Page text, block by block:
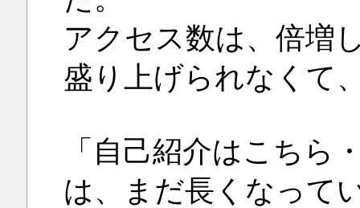
アクセス数は、倍増
盛り上げられなくて
「自己紹介はこちら
は、まだ長くなって